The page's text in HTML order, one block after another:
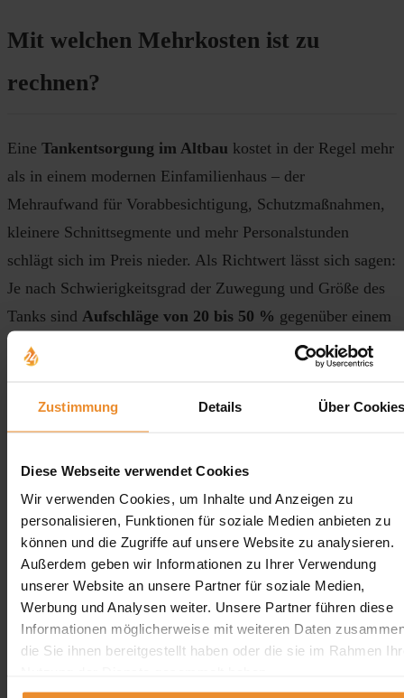
Zustimmung Details Über
Diese Webseite verwendet Cookies
Wir verwenden Cookies, um Inhalte und Anzeigen zu
personalisieren, Funktionen für soziale Medien anbieten zu
können und die Zugriffe auf unsere Website zu analysieren.
Außerdem geben wir Informationen zu Ihrer Verwendung
unserer Website an unsere Partner für soziale Medien,
Werbung und Analysen weiter. Unsere Partner führen diese
Informationen möglicherweise mit weiteren Daten
die Sie ihnen bereitgestellt haben oder die sie im Rahmen
Mit welchen Mehrkosten ist zu
rechnen?
Eine Tankentsorgung im Altbau kostet in der Regel mehr
als in einem modernen Einfamilienhaus – der
Mehraufwand für Vorabbesichtigung, Schutzmaßnahmen,
kleinere Schnittsegmente und mehr Personalstunden
schlägt sich im Preis nieder. Als Richtwert lässt sich sagen:
Je nach Schwierigkeitsgrad der Zuwegung und Größe des
Tanks sind Aufschläge von 20 bis 50 % gegenüber einem
Standardauftrag realistisch.
alle Betriebe dieselbe Situation beurteilt haben – ein
verlässliches Angebot.
Tipp:
Beschreiben Sie beim ersten Kontakt so genau wie
möglich: Baujahr des Gebäudes, ob Denkmalschutz
besteht, Treppenart und -breite, Tankgröße und -material
sowie die Entfernung zur nächsten befahrbaren Fläche.
Das ermöglicht eine realistische Ersteinschätzung – auch